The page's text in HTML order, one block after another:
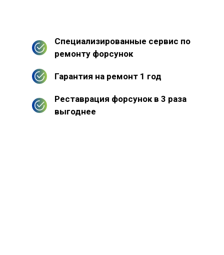
Специализированные сервис по
ремонту форсунок
Гарантия на ремонт 1 год
Реставрация форсунок в 3 раза
выгоднее